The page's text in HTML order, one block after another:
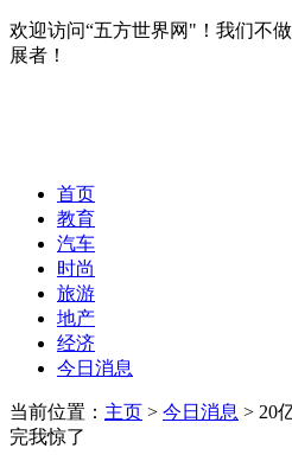
欢迎访问“五方世界网"！我们不
展者！
首页
教育
汽车
时尚
旅游
地产
经济
今日消息
当前位置： 主页 > 今日消息 > 20
完我惊了